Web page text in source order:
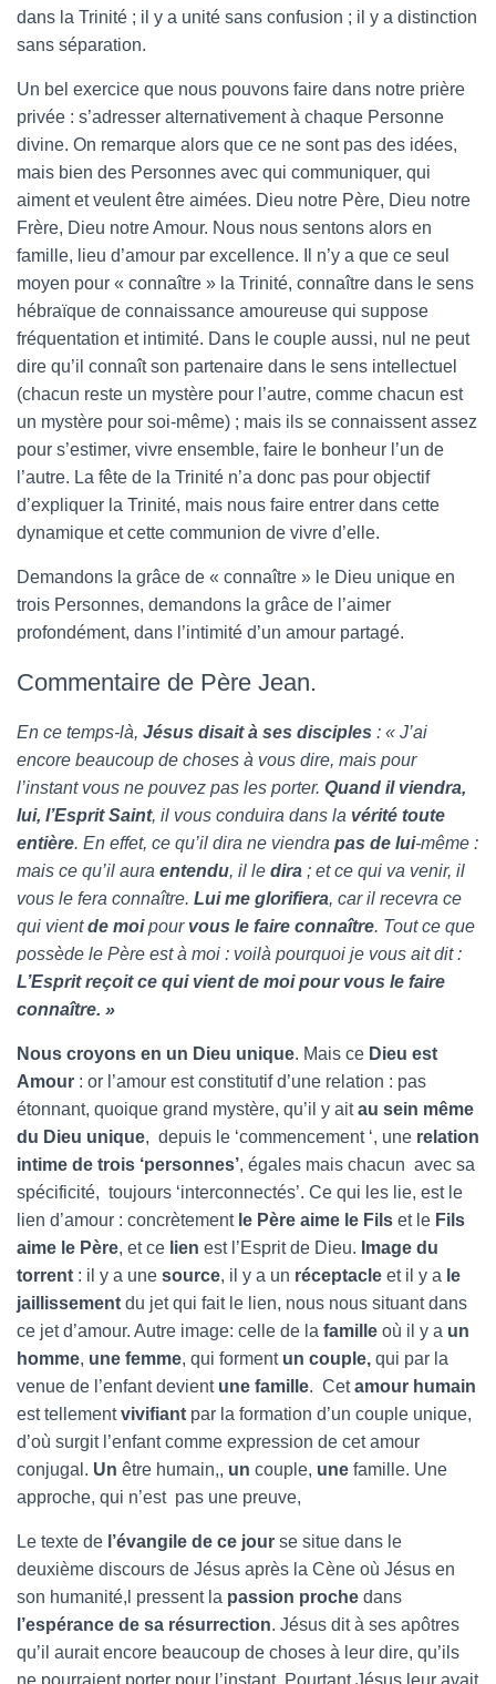
dans la Trinité ; il y a unité sans confusion ; il y a distinction
sans séparation.
Un bel exercice que nous pouvons faire dans notre prière
privée : s’adresser alternativement à chaque Personne
divine. On remarque alors que ce ne sont pas des idées,
mais bien des Personnes avec qui communiquer, qui
aiment et veulent être aimées. Dieu notre Père, Dieu notre
Frère, Dieu notre Amour. Nous nous sentons alors en
famille, lieu d’amour par excellence. Il n’y a que ce seul
moyen pour « connaître » la Trinité, connaître dans le sens
hébraïque de connaissance amoureuse qui suppose
fréquentation et intimité. Dans le couple aussi, nul ne peut
dire qu’il connaît son partenaire dans le sens intellectuel
(chacun reste un mystère pour l’autre, comme chacun est
un mystère pour soi-même) ; mais ils se connaissent assez
pour s’estimer, vivre ensemble, faire le bonheur l’un de
l’autre. La fête de la Trinité n’a donc pas pour objectif
d’expliquer la Trinité, mais nous faire entrer dans cette
dynamique et cette communion de vivre d’elle.
Demandons la grâce de « connaître » le Dieu unique en
trois Personnes, demandons la grâce de l’aimer
profondément, dans l’intimité d’un amour partagé.
Commentaire de Père Jean.
En ce temps-là, Jésus disait à ses disciples : « J’ai
encore beaucoup de choses à vous dire, mais pour
l’instant vous ne pouvez pas les porter. Quand il viendra,
lui, l’Esprit Saint, il vous conduira dans la vérité toute
entière. En effet, ce qu’il dira ne viendra pas de lui-même :
mais ce qu’il aura entendu, il le dira ; et ce qui va venir, il
vous le fera connaître. Lui me glorifiera, car il recevra ce
qui vientde moipour vous le faire connaître. Tout ce que
possède le Père est à moi : voilà pourquoi je vous ait dit :
L’Esprit reçoit ce qui vient de moi pour vous le faire
connaître. »
Nous croyons en un Dieu unique. Mais ce Dieu est
Amour : or l’amour est constitutif d’une relation : pas
étonnant, quoique grand mystère, qu’il y aitau sein même
du Dieu unique, depuis le ‘commencement ‘, une relation
intime de trois ‘personnes’, égales mais chacun avec sa
spécificité, toujours ‘interconnectés’. Ce qui les lie, est le
lien d’amour : concrètement le Père aime le Fils et le Fils
aime le Père, et ce lien est l’Esprit de Dieu. Image du
torrent : il y a une source, il y a un réceptacle et il y a le
jaillissement du jet qui fait le lien, nous nous situant dans
ce jet d’amour. Autre image: celle de la famille où il y a un
homme, une femme, qui forment un couple, qui par la
venue de l’enfant devient une famille. Cetamour humain
est tellementvivifiant par la formation d’un couple unique,
d’où surgit l’enfant comme expression de cet amour
conjugal. Un être humain,, un couple, une famille. Une
approche, qui n’est pas une preuve,
Le texte de l’évangile de ce jour se situe dans le
deuxième discours de Jésus après la Cène où Jésus en
son humanité,l pressent la passion proche dans
l’espérance de sa résurrection. Jésus dit à ses apôtres
qu’il aurait encore beaucoup de choses à leur dire, qu’ils
ne pourraient porter pour l’instant. Pourtant Jésus leur avait